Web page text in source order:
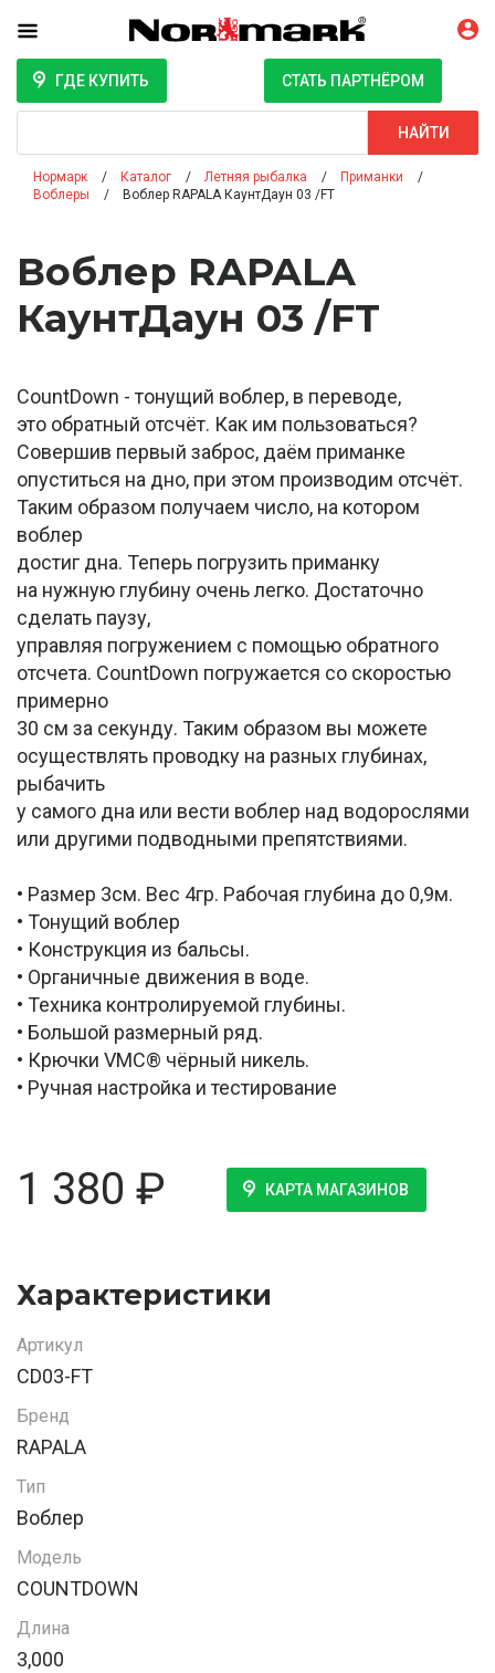
ГДЕ КУПИТЬ СТАТЬ ПАРТНЁРОМ
НАЙТИ
Нормарк Каталог Летняя рыбалка
Приманки
Воблеры
Воблер RAPALA КаунтДаун 03 /FT
Воблер RAPALA
КаунтДаун 03 /FT
CountDown - тонущий воблер, в переводе,
это обратный отсчёт. Как им пользоваться?
Совершив первый заброс, даём приманке
опуститься на дно, при этом производим отсчёт.
Таким образом получаем число, на котором
воблер
достиг дна. Теперь погрузить приманку
на нужную глубину очень легко. Достаточно
сделать паузу,
управляя погружением с помощью обратного
отсчета. CountDown погружается со скоростью
примерно
30 см за секунду. Таким образом вы можете
осуществлять проводку на разных глубинах,
рыбачить
у самого дна или вести воблер над водорослями
или другими подводными препятствиями.
• Размер 3см. Вес 4гр. Рабочая глубина до 0,9м.
• Тонущий воблер
• Конструкция из бальсы.
• Органичные движения в воде.
• Техника контролируемой глубины.
• Большой размерный ряд.
• Крючки VMC® чёрный никель.
• Ручная настройка и тестирование
1 380 ₽ КАРТА МАГАЗИНОВ
Характеристики
Артикул
CD03-FT
Бренд
RAPALA
Тип
Воблер
Модель
COUNTDOWN
Длина
3,000